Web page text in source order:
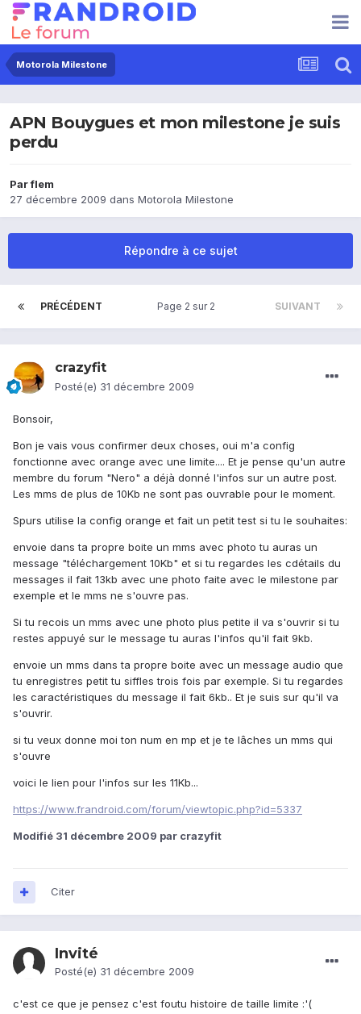
Motorola Milestone
APN Bouygues et mon milestone je suis
perdu
Parflem
27 décembre 2009 dans Motorola Milestone
Répondre à ce sujet
PRÉCÉDENT SUIVANT
Page 2 sur 2
crazyfit
Posté(e) 31 décembre 2009
Bonsoir,
Bon je vais vous confirmer deux choses, oui m'a config
fonctionne avec orange avec une limite.... Et je pense qu'un autre
membre du forum "Nero" a déjà donné l'infos sur un autre post.
Les mms de plus de 10Kb ne sont pas ouvrable pour le moment.
Spurs utilise la config orange et fait un petit test si tu le souhaites:
envoie dans ta propre boite un mms avec photo tu auras un
message "téléchargement 10Kb" et si tu regardes les cdétails du
messages il fait 13kb avec une photo faite avec le milestone par
exemple et le mms ne s'ouvre pas.
Si tu recois un mms avec une photo plus petite il va s'ouvrir si tu
restes appuyé sur le message tu auras l'infos qu'il fait 9kb.
envoie un mms dans ta propre boite avec un message audio que
tu enregistres petit tu siffles trois fois par exemple. Si tu regardes
les caractéristiques du message il fait 6kb.. Et je suis sur qu'il va
s'ouvrir.
si tu veux donne moi ton num en mp et je te lâches un mms qui
s'ouvre
voici le lien pour l'infos sur les 11Kb...
https://www.frandroid.com/forum/viewtopic.php?id=5337
Modifié 31 décembre 2009 par crazyfit
Citer
Invité
Posté(e) 31 décembre 2009
c'est ce que je pensez c'est foutu histoire de taille limite :'(